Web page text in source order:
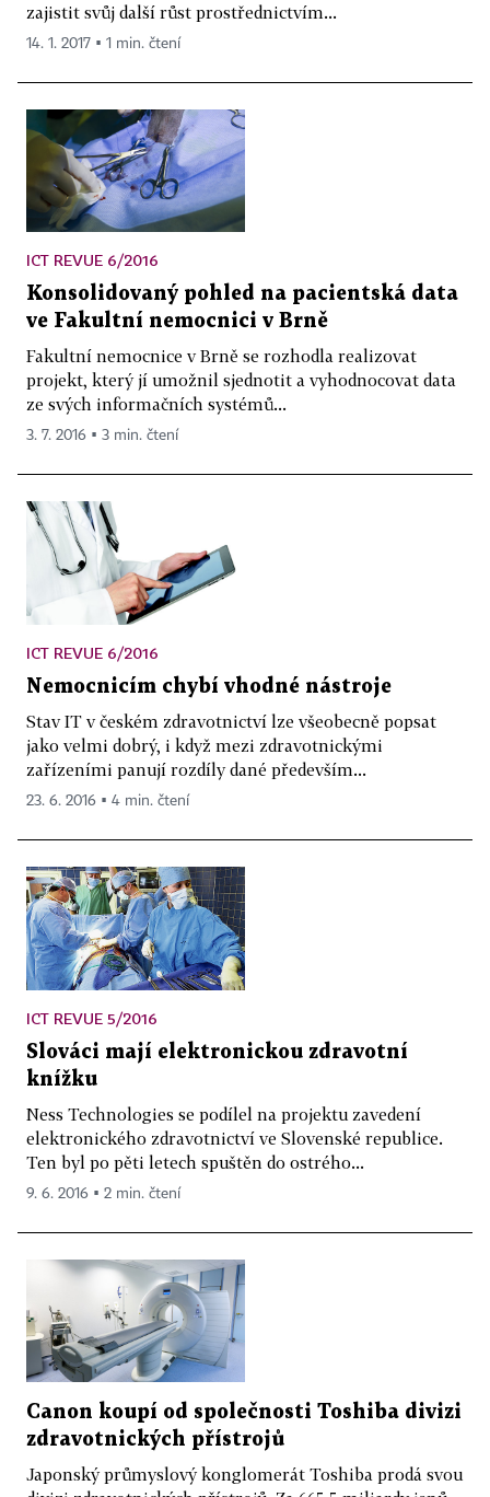
zajistit svůj další růst prostřednictvím...
14. 1. 2017 ▪ 1 min. čtení
ICT REVUE 6/2016
Konsolidovaný pohled na pacientská data
ve Fakultní nemocnici v Brně
Fakultní nemocnice v Brně se rozhodla realizovat
projekt, který jí umožnil sjednotit a vyhodnocovat data
ze svých informačních systémů...
3. 7. 2016 ▪ 3 min. čtení
ICT REVUE 6/2016
Nemocnicím chybí vhodné nástroje
Stav IT v českém zdravotnictví lze všeobecně popsat
jako velmi dobrý, i když mezi zdravotnickými
zařízeními panují rozdíly dané především...
23. 6. 2016 ▪ 4 min. čtení
ICT REVUE 5/2016
Slováci mají elektronickou zdravotní
knížku
Ness Technologies se podílel na projektu zavedení
elektronického zdravotnictví ve Slovenské republice.
Ten byl po pěti letech spuštěn do ostrého...
9. 6. 2016 ▪ 2 min. čtení
Canon koupí od společnosti Toshiba divizi
zdravotnických přístrojů
Japonský průmyslový konglomerát Toshiba prodá svou